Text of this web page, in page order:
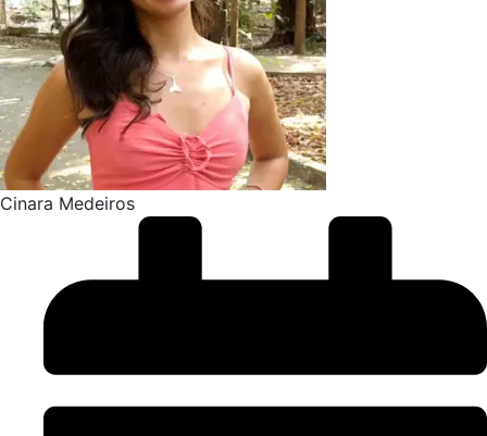
Cinara Medeiros